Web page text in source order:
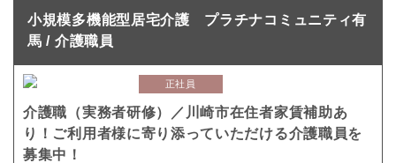
小規模多機能型居宅介護 プラチナコミュニティ有
馬 / 介護職員
正社員
介護職（実務者研修）／川崎市在住者家賃補助あ
り！ご利用者様に寄り添っていただける介護職員を
募集中！